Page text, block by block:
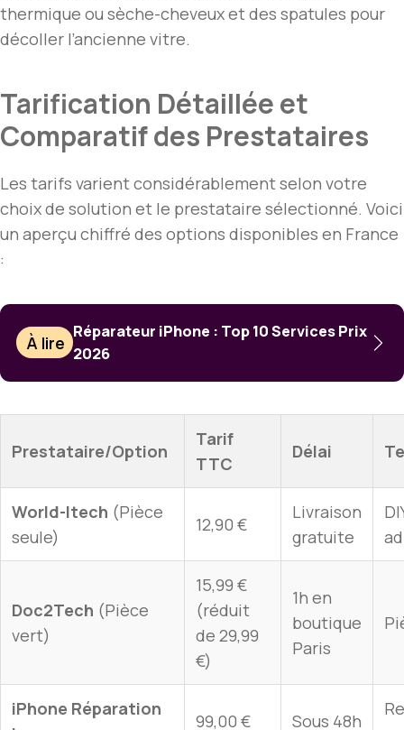
thermique ou sèche-cheveux et des spatules pour
décoller l’ancienne vitre.
Tarification Détaillée et
Comparatif des Prestataires
Les tarifs varient considérablement selon votre
choix de solution et le prestataire sélectionné. Voici
un aperçu chiffré des options disponibles en France
:
À lire
Réparateur iPhone : Top 10 Services Prix
2026
Prestataire/Option
Tarif
TTC
Délai
World-Itech (Pièce
seule)
12,90 €
Livraison
gratuite
Doc2Tech (Pièce
vert)
15,99 €
(réduit
de 29,99
€)
1h en
boutique
Paris
iPhone Réparation
99,00 € Sous 48h